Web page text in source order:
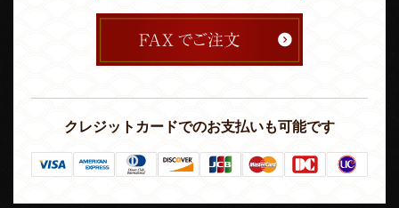
クレジットカードでのお支払いも可能です